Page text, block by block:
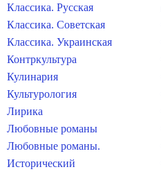
Классика. Русская
Классика. Советская
Классика. Украинская
Контркультура
Кулинария
Культурология
Лирика
Любовные романы
Любовные романы.
Исторический